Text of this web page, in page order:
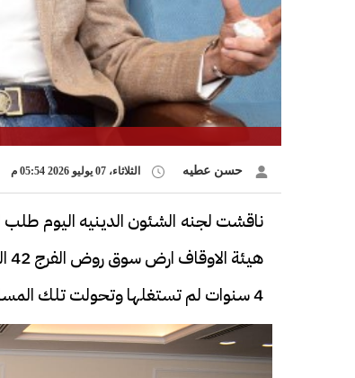
حسن عطيه الثلاثاء، 07 يوليو 2026 05:54 م
ناقشت لجنه الشئون الدينيه اليوم
4 سنوات لم تستغلها وتحولت تلك المساحه لغابة شجرية.